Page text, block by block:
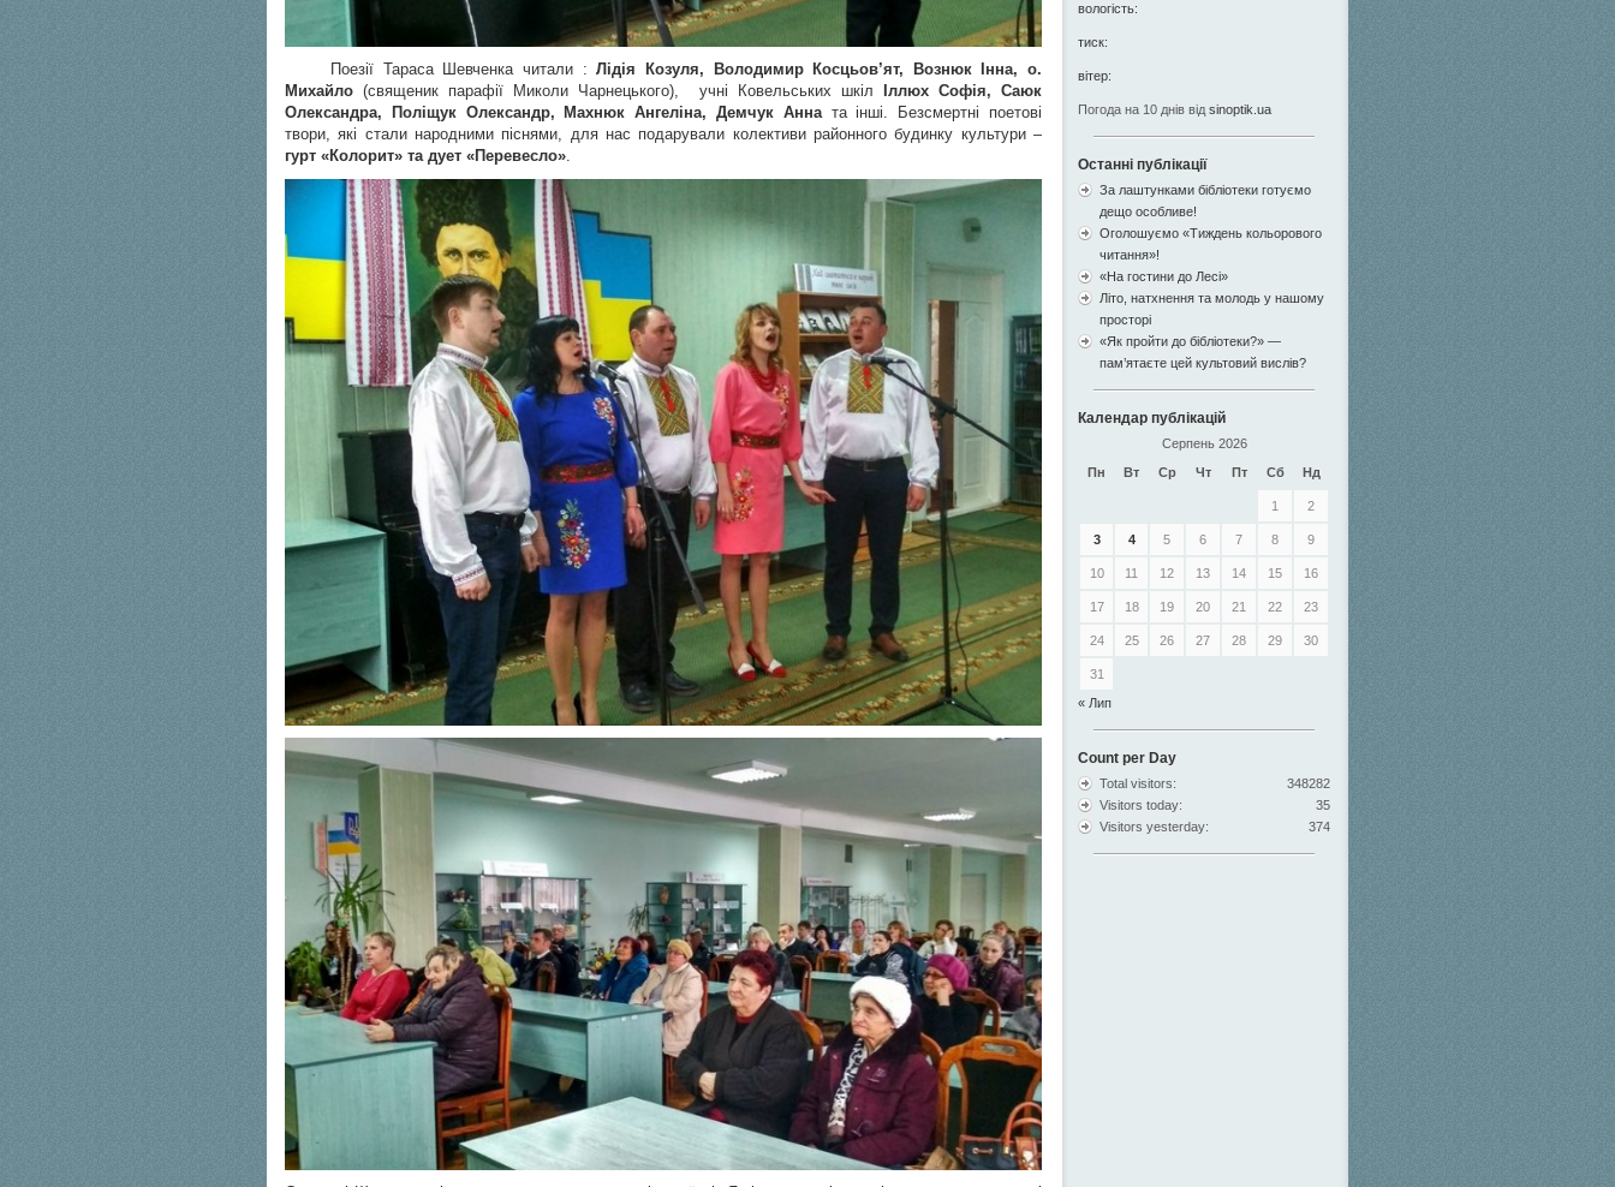
Поезії Тараса Шевченка читали :Лідія Козуля, Володимир Косцьов’ят, Вознюк Інна, о.
Михайло (священик парафії Миколи Чарнецького), учні Ковельських шкіл
Іллюх Софія, Саюк
Олександра, Поліщук Олександр, Махнюк Ангеліна, Демчук Анната інші. Безсмертні поетові
твори, які стали народними піснями, для нас подарували колективи районного будинку культури –
гурт «Колорит» та дует «Перевесло».
вологість:
тиск:
вітер:
Погода на 10 днів від sinoptik.ua
Останні публікації
За лаштунками бібліотеки готуємо
дещо особливе!
Оголошуємо «Тиждень кольорового
читання»!
«На гостини до Лесі»
Літо, натхнення та молодь у нашому
просторі
«Як пройти до бібліотеки?» —
пам’ятаєте цей культовий вислів?
Календар публікацій
Серпень 2026
Пн
Вт Ср Чт Пт Сб Нд
1 2
3 4 5 6 7 8 9
10 11 12 13 14 15 16
17 18 19 20 21 22 23
24 25 26 27 28 29 30
31
« Лип
Count per Day
348282
Total visitors:
35
Visitors today:
374
Visitors yesterday: